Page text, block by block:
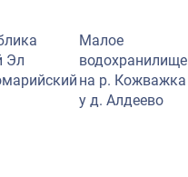
Эл
Малое
водохранилище
на р. Кожважка
у д. Алдеево